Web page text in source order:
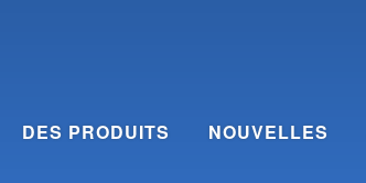
DES PRODUITS NOUVELLES